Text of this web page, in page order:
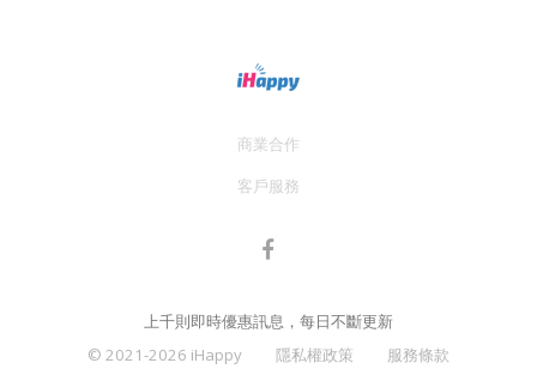
商業合作
客戶服務
上千則即時優惠訊息，每日不斷更新
© 2021-2026 iHappy
隱私權政策 服務條款